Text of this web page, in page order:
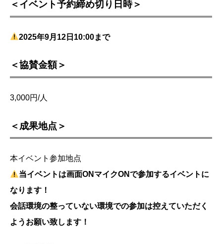
＜イベント予約締め切り日時＞
2025年9月12日10:00まで
＜協賛金額＞
3,000円/人
＜成果地点＞
本イベント参加地点
当イベントは画面ONマイクONで参加するイベントに
なります！
会話環境の整っていない環境での参加は控えていただく
ようお願い致します！